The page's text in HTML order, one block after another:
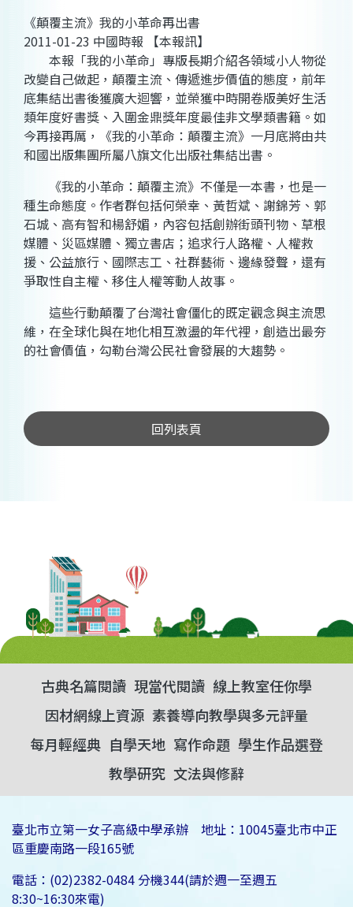
《顛覆主流》我的小革命再出書
2011-01-23 中國時報 【本報訊】
本報「我的小革命」專版長期介紹各領域小人物從
改變自己做起，顛覆主流、傳遞進步價值的態度，前年
底集結出書後獲廣大迴響，並榮獲中時開卷版美好生活
類年度好書獎、入圍金鼎獎年度最佳非文學類書籍。如
今再接再厲，《我的小革命：顛覆主流》一月底將由共
和國出版集團所屬八旗文化出版社集結出書。
《我的小革命：顛覆主流》不僅是一本書，也是一
種生命態度。作者群包括何榮幸、黃哲斌、謝錦芳、郭
石城、高有智和楊舒媚，內容包括創辦街頭刊物、草根
媒體、災區媒體、獨立書店；追求行人路權、人權救
援、公益旅行、國際志工、社群藝術、邊緣發聲，還有
爭取性自主權、移住人權等動人故事。
這些行動顛覆了台灣社會僵化的既定觀念與主流思
維，在全球化與在地化相互激盪的年代裡，創造出最夯
的社會價值，勾勒台灣公民社會發展的大趨勢。
回列表頁
古典名篇閱讀 現當代閱讀 線上教室任你學
因材網線上資源 素養導向教學與多元評量
每月輕經典 自學天地 寫作命題 學生作品選登
教學研究 文法與修辭
臺北市立第一女子高級中學承辦 地址：10045臺北市中正
區重慶南路一段165號
電話：(02)2382-0484 分機344(請於週一至週五
8:30~16:30來電)